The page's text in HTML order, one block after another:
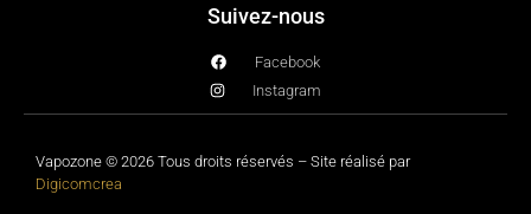
Suivez-nous
Facebook
Instagram
Vapozone © 2026 Tous droits réservés – Site réalisé par
Digicomcrea